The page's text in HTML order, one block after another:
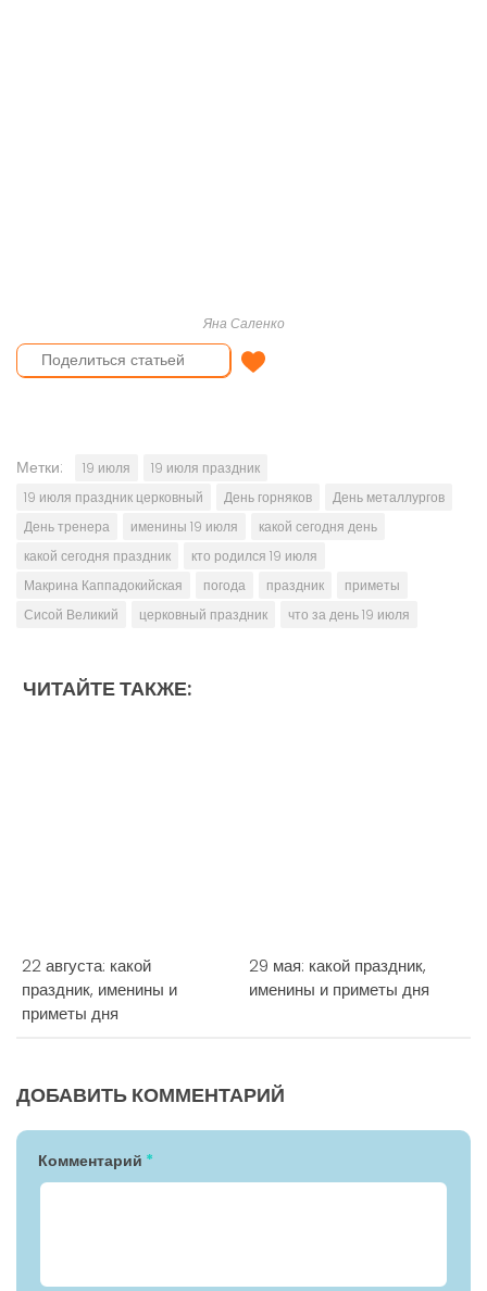
Яна Саленко
Отправить поздравление
Метки: 19 июля
19 июля праздник
19 июля праздник церковный
День горняков
День металлургов
День тренера
именины 19 июля
какой сегодня день
какой сегодня праздник
кто родился 19 июля
Макрина Каппадокийская
погода праздник
приметы
Сисой Великий
церковный праздник что за день 19 июля
ЧИТАЙТЕ ТАКЖЕ:
22 августа: какой
праздник, именины и
приметы дня
29 мая: какой праздник,
именины и приметы дня
ДОБАВИТЬ КОММЕНТАРИЙ
Комментарий *